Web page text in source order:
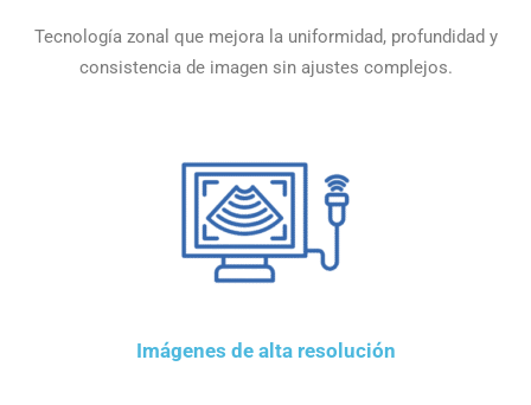
Tecnología zonal que mejora la uniformidad, profundidad y
consistencia de imagen sin ajustes complejos.
Imágenes de alta resolución